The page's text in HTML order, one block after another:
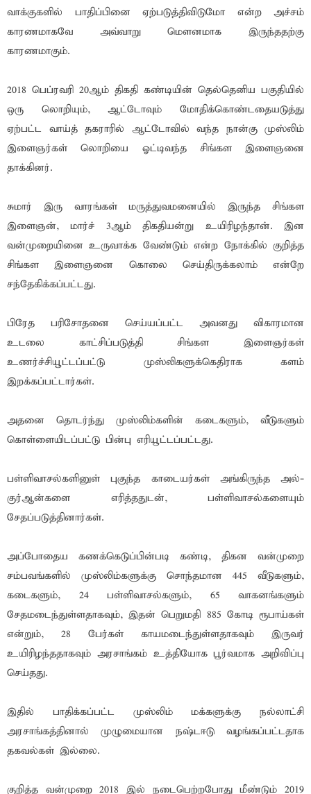
வாக்குகளில் பாதிப்பினை ஏற்படுத்திவிடுமோ என்ற அச்சம்
காரணமாகவே அவ்வாறு மௌனமாக இருந்ததற்கு
காரணமாகும்.
2018 பெப்ரவரி 20ஆம் திகதி கண்டியின் தெல்தெனிய பகுதியில்
ஒரு லொறியும், ஆட்டோவும் மோதிக்கொண்டதையடுத்து
ஏற்பட்ட வாய்த் தகராரில் ஆட்டோவில் வந்த நான்கு முஸ்லிம்
இளைஞர்கள் லொறியை ஓட்டிவந்த சிங்கள இளைஞனை
தாக்கினர்.
சுமார் இரு வாரங்கள் மருத்துவமனையில் இருந்த சிங்கள
இளைஞன், மார்ச் 3ஆம் திகதியன்று உயிரிழந்தான். இன
வன்முறையினை உருவாக்க வேண்டும் என்ற நோக்கில் குறித்த
சிங்கள இளைஞனை கொலை செய்திருக்கலாம் என்றே
சந்தேகிக்கப்பட்டது.
பிரேத பரிசோதனை செய்யப்பட்ட அவனது விகாரமான
உடலை காட்சிப்படுத்தி சிங்கள இளைஞர்கள்
உணர்ச்சியூட்டப்பட்டு முஸ்லிகளுக்கெதிராக களம்
இறக்கப்பட்டார்கள்.
அதனை தொடர்ந்து முஸ்லிம்களின் கடைகளும், வீடுகளும்
கொள்ளையிடப்பட்டு பின்பு எரியூட்டப்பட்டது.
பள்ளிவாசல்களினுள் புகுந்த காடையர்கள் அங்கிருந்த அல்-
குர்ஆன்களை எரித்ததுடன், பள்ளிவாசல்களையும்
சேதப்படுத்தினார்கள்.
அப்போதைய கணக்கெடுப்பின்படி கண்டி, திகன வன்முறை
சம்பவங்களில் முஸ்லிம்களுக்கு சொந்தமான 445 வீடுகளும்,
கடைகளும், 24 பள்ளிவாசல்களும், 65 வாகனங்களும்
சேதமடைந்துள்ளதாகவும், இதன் பெறுமதி 885 கோடி ரூபாய்கள்
என்றும், 28 பேர்கள் காயமடைந்துள்ளதாகவும் இருவர்
உயிரிழந்ததாகவும் அரசாங்கம் உத்தியோக பூர்வமாக அறிவிப்பு
செய்தது.
இதில் பாதிக்கப்பட்ட முஸ்லிம் மக்களுக்கு நல்லாட்சி
அரசாங்கத்தினால் முழுமையான நஷ்டஈடு வழங்கப்பட்டதாக
தகவல்கள் இல்லை.
குறித்த வன்முறை 2018 இல் நடைபெற்றபோது மீண்டும் 2019